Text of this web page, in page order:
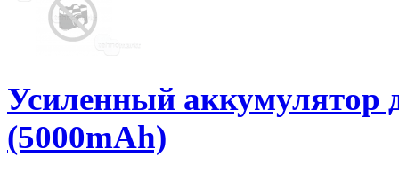
Усиленный аккумулятор
(5000mAh)